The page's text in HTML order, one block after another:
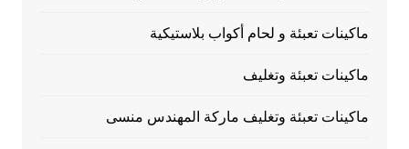
ماكينات تعبئة و لحام أكواب بلاستيكية
ماكينات تعبئة وتغليف
ماكينات تعبئة وتغليف ماركة المهندس منسى